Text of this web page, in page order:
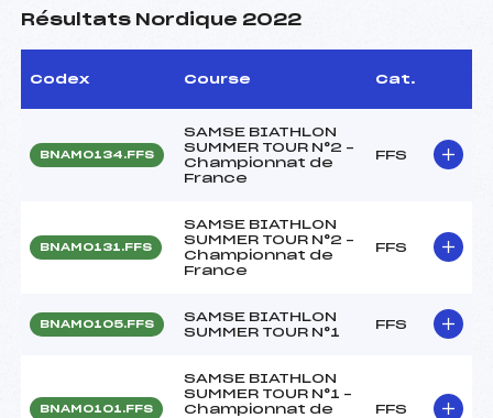
Résultats Nordique 2022
Codex Course Cat.
BNAM0134.FFS
SAMSE BIATHLON
SUMMER TOUR N°2 –
Championnat de
France
FFS
BNAM0131.FFS
SAMSE BIATHLON
SUMMER TOUR N°2 –
Championnat de
France
FFS
BNAM0105.FFS
SAMSE BIATHLON
SUMMER TOUR N°1
FFS
BNAM0101.FFS
SAMSE BIATHLON
SUMMER TOUR N°1 –
Championnat de
FFS